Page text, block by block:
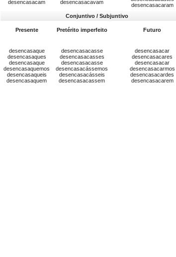
desencasacam
desencasacavam
desencasacaram
Conjuntivo / Subjuntivo
Presente Pretérito imperfeito Futuro
desencasaque
desencasaques
desencasaque
desencasaquemos
desencasaqueis
desencasaquem
desencasacasse
desencasacasses
desencasacasse
desencasacássemos
desencasacásseis
desencasacassem
desencasacar
desencasacares
desencasacar
desencasacarmos
desencasacardes
desencasacarem